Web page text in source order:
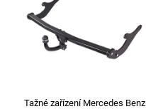
Witter
Tažné zařízení Mercedes Benz